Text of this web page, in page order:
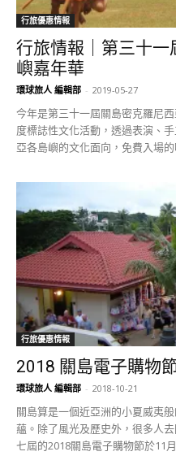
行旅優惠情報
行旅情報｜第三十一
嶼嘉年華
環球旅人 編輯部 - 2019-05-27
今年是第三十一屆關島密克羅尼
度標誌性文化活動，透過表演、
亞各島嶼的文化面向，免費入場的
行旅優惠情報
2018 關島電子購物
環球旅人 編輯部 - 2018-10-21
關島算是一個近亞洲的小夏威夷
蘊。除了風光及歷史外，很多人
七屆的2018關島電子購物節於11